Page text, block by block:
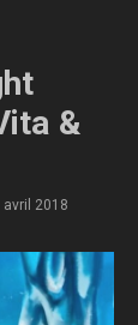
&
avril 2018